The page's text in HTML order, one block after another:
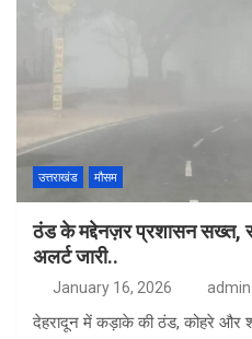
o
k
p
p
उत्तराखंड मौसम
ठंड के मद्देनज़र प्रशासन सख्त,
अलर्ट जारी..
January 16, 2026 admin
देहरादून में कड़ाके की ठंड, कोहरे और